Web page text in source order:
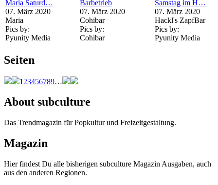
Maria Saturd…
07. März 2020
Maria
Pics by:
Pyunity Media
Barbetrieb
07. März 2020
Cohibar
Pics by:
Cohibar
Samstag im H…
07. März 2020
Hackl's ZapfBar
Pics by:
Pyunity Media
Seiten
1 23456789…
About subculture
Das Trendmagazin für Popkultur und Freizeitgestaltung.
Magazin
Hier findest Du alle bisherigen subculture Magazin Ausgaben, auch
aus den anderen Regionen.